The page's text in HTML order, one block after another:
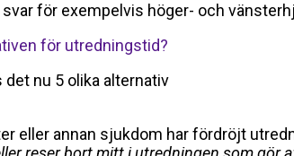
för exempelvis höger- och
för utredningstid?
nu 5 olika alternativ
eller annan sjukdom har fördröjt